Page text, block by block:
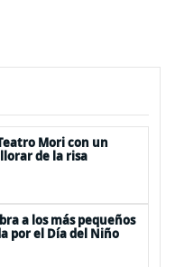
Mori con un
de la risa
a los más pequeños
por el Día del Niño